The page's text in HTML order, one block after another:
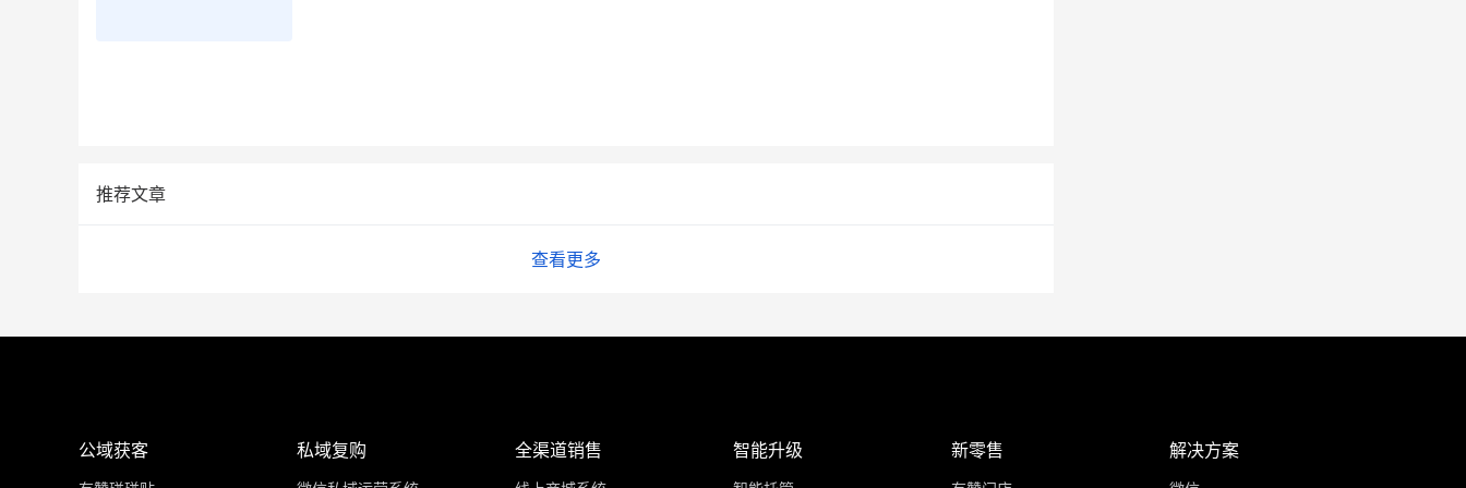
推荐文章
查看更多
公域获客 私域复购 全渠道销售 智能升级 新零售 解决方案